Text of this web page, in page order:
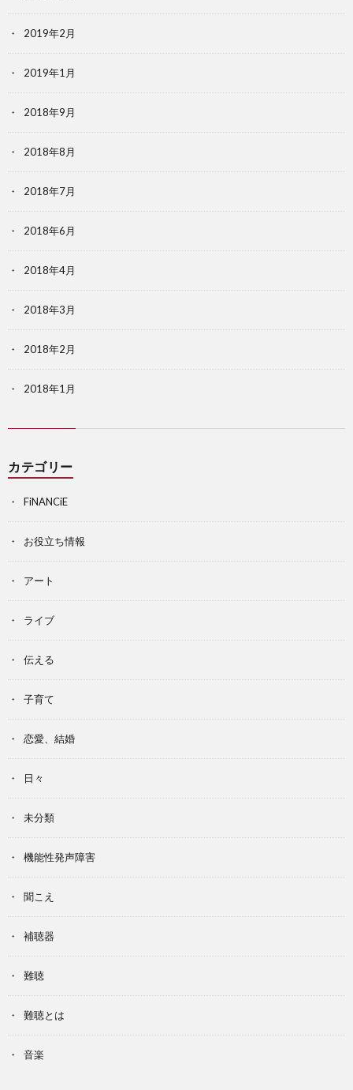
2019年2月
2019年1月
2018年9月
2018年8月
2018年7月
2018年6月
2018年4月
2018年3月
2018年2月
2018年1月
カテゴリー
FiNANCiE
お役立ち情報
アート
ライブ
伝える
子育て
恋愛、結婚
日々
未分類
機能性発声障害
聞こえ
補聴器
難聴
難聴とは
音楽